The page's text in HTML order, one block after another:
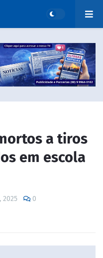
a tiros
em escola
2025 0